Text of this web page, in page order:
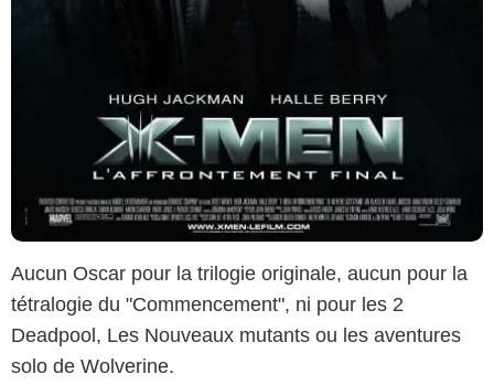
Aucun Oscar pour la trilogie originale, aucun pour la
tétralogie du "Commencement", ni pour les 2
Deadpool, Les Nouveaux mutants ou les aventures
solo de Wolverine.